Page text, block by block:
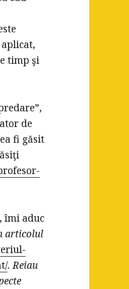
timp şi
de
fi găsit
îmi aduc
articolul
. Reiau